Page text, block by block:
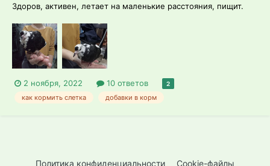
Здоров, активен, летает на маленькие расстояния, пищит.
крупное зерно выпадает, почти не удается его съесть) До
него у нас докорм : перловка, просо, пшеница. Подскажите,
пожалуй...
2 ноября, 2022 10 ответов 2
как кормить слетка добавки в корм
Политика конфиденциальности Cookie-файлы